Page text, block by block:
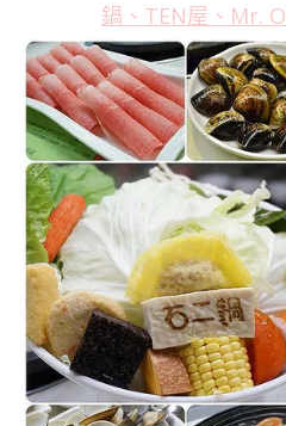
鍋、TEN屋、Mr.